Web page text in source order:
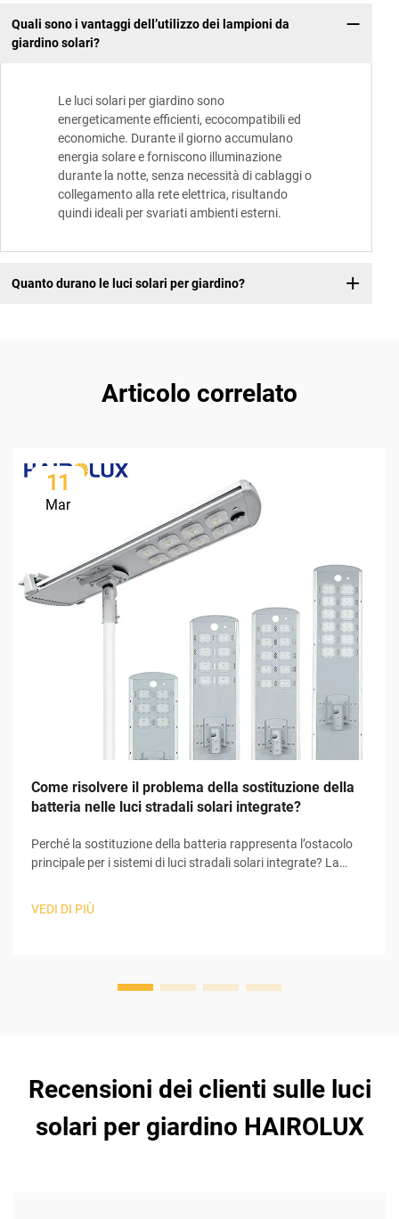
Quali sono i vantaggi dell’utilizzo dei lampioni da
giardino solari?
Le luci solari per giardino sono
energeticamente efficienti, ecocompatibili ed
economiche. Durante il giorno accumulano
energia solare e forniscono illuminazione
durante la notte, senza necessità di cablaggi o
collegamento alla rete elettrica, risultando
quindi ideali per svariati ambienti esterni.
Quanto durano le luci solari per giardino?
Articolo correlato
11
Mar
Come risolvere il problema della sostituzione della
batteria nelle luci stradali solari integrate?
Perché la sostituzione della batteria rappresenta l’ostacolo
principale per i sistemi di luci stradali solari integrate? La
nell’intero sistema di luci stradali solari integrate. I sistemi di
VEDI DI PIÙ
Recensioni dei clienti sulle luci
solari per giardino HAIROLUX